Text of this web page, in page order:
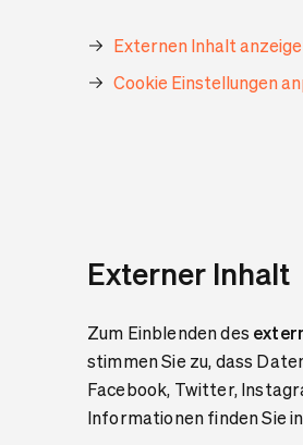
Externen Inhalt
Cookie Einstellungen
Externer Inhalt
Zum Einblenden des
stimmen Sie zu, dass
Facebook, Twitter,
Informationen finden Sie